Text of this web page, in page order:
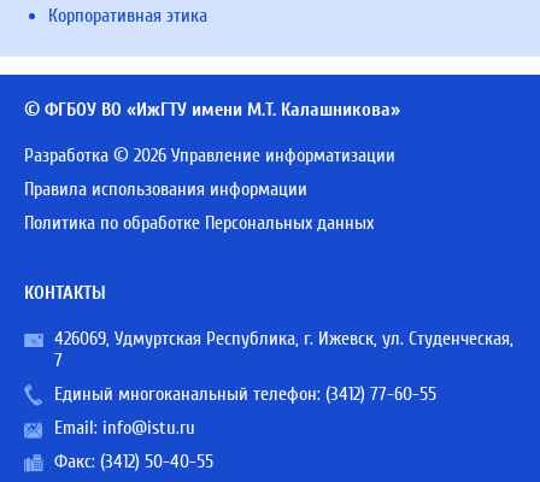
Корпоративная этика
© ФГБОУ ВО «ИжГТУ имени М.Т. Калашникова»
Разработка © 2026 Управление информатизации
Правила использования информации
Политика по обработке Персональных данных
КОНТАКТЫ
426069, Удмуртская Республика, г. Ижевск, ул. Студенческая,
7
Единый многоканальный телефон: (3412) 77-60-55
Email: info@istu.ru
Факс: (3412) 50-40-55